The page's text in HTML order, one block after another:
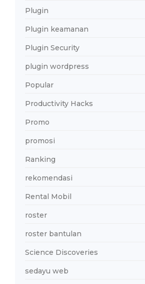
Plugin
Plugin keamanan
Plugin Security
plugin wordpress
Popular
Productivity Hacks
Promo
promosi
Ranking
rekomendasi
Rental Mobil
roster
roster bantulan
Science Discoveries
sedayu web